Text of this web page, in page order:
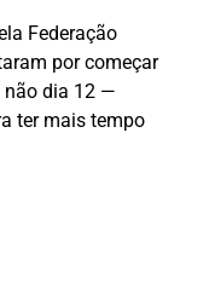
Federação
por começar
não dia 12 —
ter mais tempo